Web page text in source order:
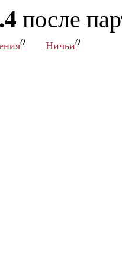
после
0 Ничьи0